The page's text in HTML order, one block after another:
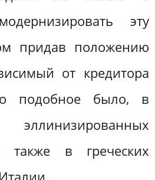
эту
придав положению
от кредитора
подобное было, в
также в греческих